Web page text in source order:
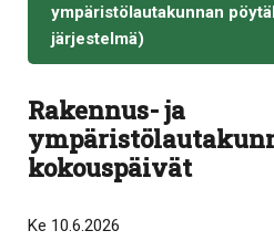
ympäristölautakunnan
järjestelmä)
Rakennus- ja
kokouspäivät
Ke 10.6.2026